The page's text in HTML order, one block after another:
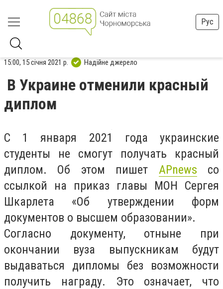
Рус
15:00, 15 січня 2021 р. Надійне джерело
В Украине отменили красный
диплом
С 1 января 2021 года украинские
студенты не смогут получать красный
диплом. Об этом пишет APnews со
ссылкой на приказ главы МОН Сергея
Шкарлета «Об утверждении форм
документов о высшем образовании».
Согласно документу, отныне при
окончании вуза выпускникам будут
выдаваться дипломы без возможности
получить награду. Это означает, что